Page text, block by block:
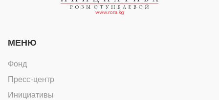
МЕНЮ
Фонд
Пресс-центр
Инициативы